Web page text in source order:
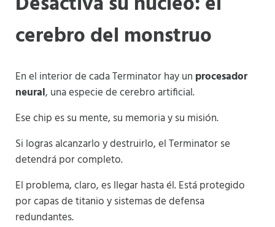
cerebro del monstruo
En el interior de cada Terminator hay un procesador
neural, una especie de cerebro artificial.
Ese chip es su mente, su memoria y su misión.
Si logras alcanzarlo y destruirlo, el Terminator se
detendrá por completo.
El problema, claro, es llegar hasta él. Está protegido
por capas de titanio y sistemas de defensa
redundantes.